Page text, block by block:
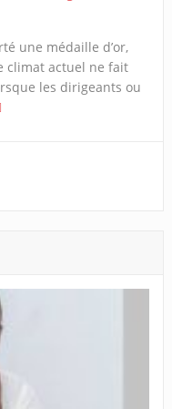
une médaille d’or,
climat actuel ne fait
les dirigeants ou